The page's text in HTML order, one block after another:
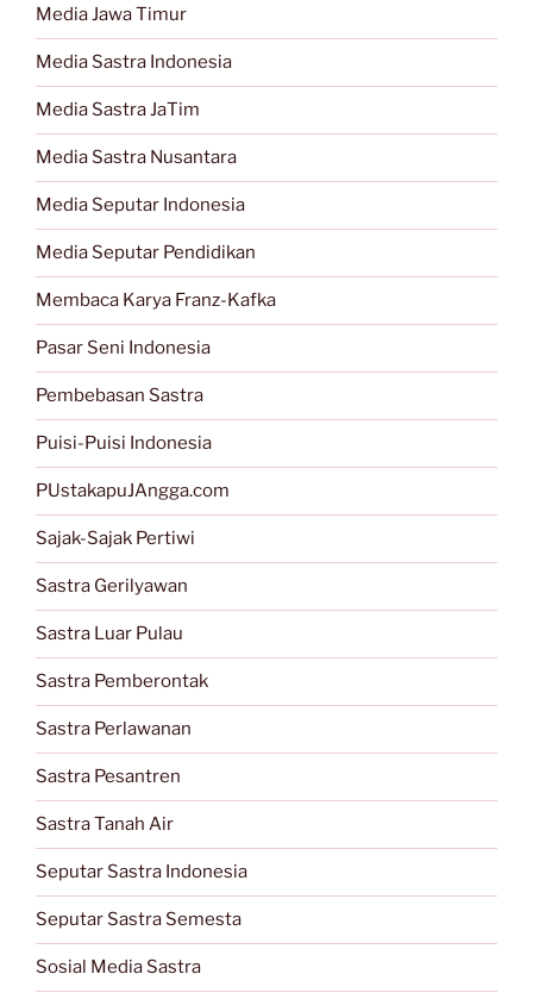
Media Jawa Timur
Media Sastra Indonesia
Media Sastra JaTim
Media Sastra Nusantara
Media Seputar Indonesia
Media Seputar Pendidikan
Membaca Karya Franz-Kafka
Pasar Seni Indonesia
Pembebasan Sastra
Puisi-Puisi Indonesia
PUstakapuJAngga.com
Sajak-Sajak Pertiwi
Sastra Gerilyawan
Sastra Luar Pulau
Sastra Pemberontak
Sastra Perlawanan
Sastra Pesantren
Sastra Tanah Air
Seputar Sastra Indonesia
Seputar Sastra Semesta
Sosial Media Sastra